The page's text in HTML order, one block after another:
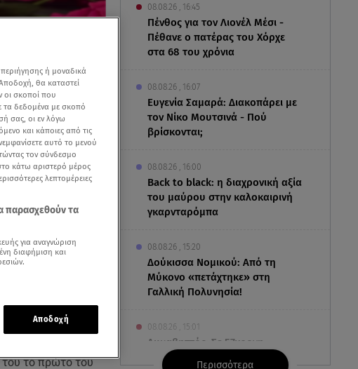
08.08.26 , 16:45
Πένθος για τον Λιονέλ Μέσι -
Πέθανε ο πατέρας του Χόρχε
στα 68 του χρόνια
08.08.26 , 16:07
Ευγενία Σαμαρά: Διακοπάρει με
τον Νίκο Μουτσινά - Πού
βρίσκονται;
08.08.26 , 16:00
Back to black: η διαχρονική αξία
του μαύρου στην καλοκαιρινή
γκαρνταρόμπα
08.08.26 , 15:20
Δούκισσα Νομικού: Από τη
Μύκονο «πετάχτηκε» στη
Γαλλική Πολυνησία!
08.08.26 , 15:01
Λυκαβηττός: Σε 57χρονη
γυναίκα ανήκει η σορός που
Περισσότερα
μία πολύ
Κατερίνας
του το πρώτο του
ή μοναδικά
θα καταστεί
οι σκοποί που
τα δεδομένα με σκοπό
σας, οι εν λόγω
και κάποιες από τις
αυτό το μενού
τον σύνδεσμο
κάτω αριστερό μέρος
λεπτομέρειες
παρασχεθούν τα
για αναγνώριση
διαφήμιση και
Αποδοχή